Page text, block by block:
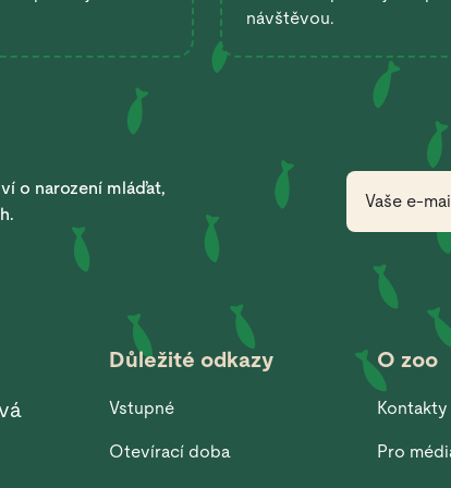
návštěvou.
o narození mláďat,
Důležité odkazy
Vstupné
Otevírací doba
O zoo
Kontakty
Pro